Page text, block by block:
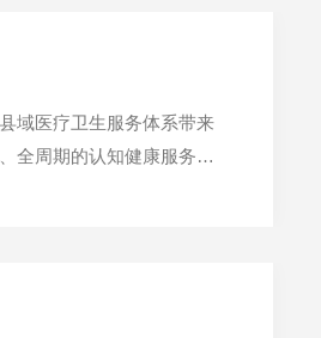
域医疗卫生服务体系带来
全周期的认知健康服务平